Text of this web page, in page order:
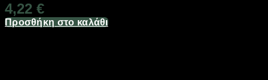
4,22 €
Προσθήκη στο καλάθι